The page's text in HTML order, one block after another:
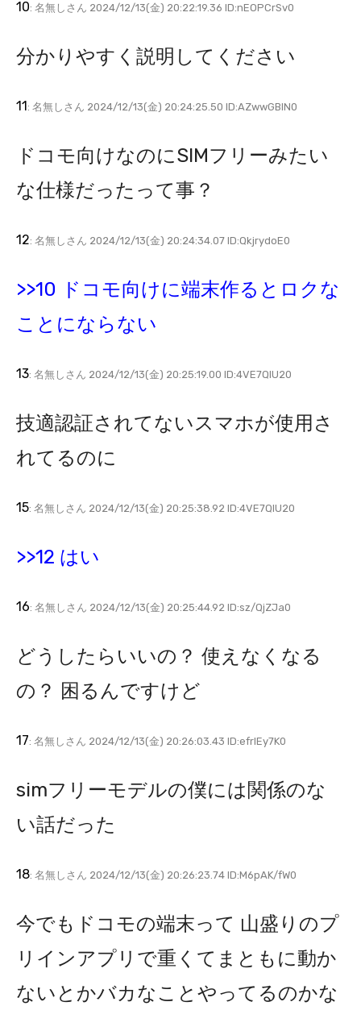
10: 名無しさん 2024/12/13(金) 20:22:19.36 ID:nEOPCrSv0
分かりやすく説明してください
11 : 名無しさん 2024/12/13(金) 20:24:25.50 ID:AZwwGBIN0
ドコモ向けなのにSIMフリーみたい
な仕様だったって事？
12: 名無しさん 2024/12/13(金) 20:24:34.07 ID:QkjrydoE0
>>10 ドコモ向けに端末作るとロクな
ことにならない
13: 名無しさん 2024/12/13(金) 20:25:19.00 ID:4VE7QIU20
技適認証されてないスマホが使用さ
れてるのに
15: 名無しさん 2024/12/13(金) 20:25:38.92 ID:4VE7QIU20
>>12 はい
16: 名無しさん 2024/12/13(金) 20:25:44.92 ID:sz/QjZJa0
どうしたらいいの？ 使えなくなる
の？ 困るんですけど
17: 名無しさん 2024/12/13(金) 20:26:03.43 ID:efrIEy7K0
simフリーモデルの僕には関係のな
い話だった
18: 名無しさん 2024/12/13(金) 20:26:23.74 ID:M6pAK/fW0
今でもドコモの端末って 山盛りのプ
リインアプリで重くてまともに動か
ないとかバカなことやってるのかな